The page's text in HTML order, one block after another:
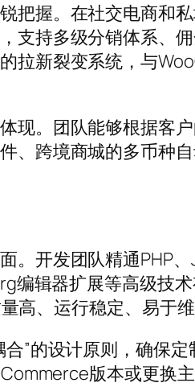
把握。在社交电商和
支持多级分销体系、
拉新裂变系统，与
现。团队能够根据客
、跨境商城的多币种
。开发团队精通PHP
编辑器扩展等高级技
高、运行稳定、易于维
”的设计原则，确保
版本或更换